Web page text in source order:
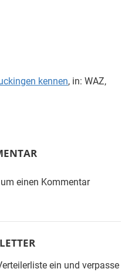
kennen, in: WAZ,
einen Kommentar
ein und verpasse